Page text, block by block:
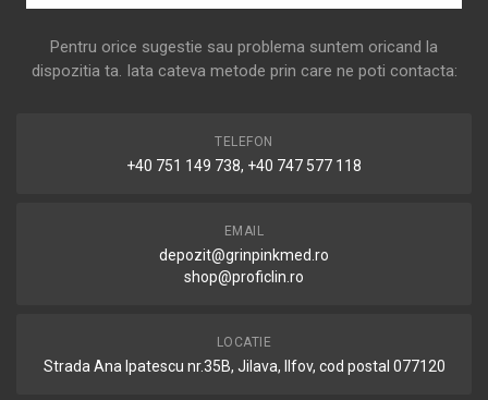
Pentru orice sugestie sau problema suntem oricand la
dispozitia ta. Iata cateva metode prin care ne poti contacta:
TELEFON
+40 751 149 738, +40 747 577 118
EMAIL
depozit@grinpinkmed.ro
shop@proficlin.ro
LOCATIE
Strada Ana Ipatescu nr.35B, Jilava, Ilfov, cod postal 077120